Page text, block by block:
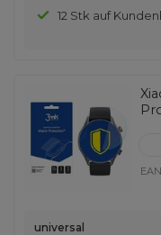
12 Stk auf
universal